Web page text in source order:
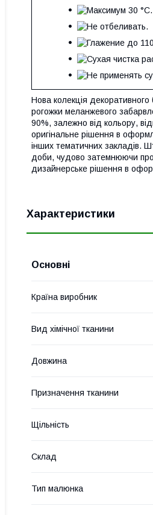
Нова колекція
рогожки меланжевого
90%, залежно від кольору,
оригінальне рішення в
інших тематичних закладів.
доби, чудово затемнюючи
дизайнерське рішення в
Характеристики
Основні
Країна виробник
Вид хімічної тканини
Довжина
Призначення тканини
Щільність
Склад
Тип малюнка